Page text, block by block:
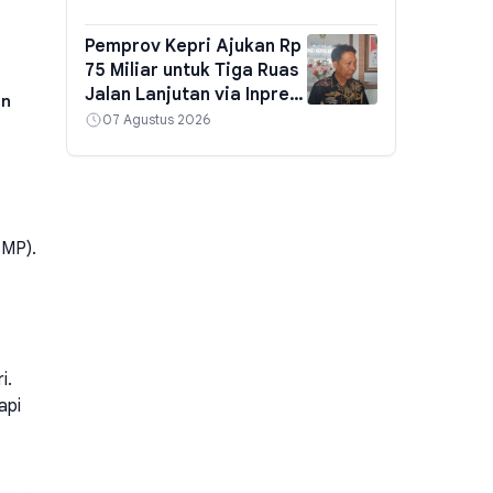
Pemprov Kepri Ajukan Rp
75 Miliar untuk Tiga Ruas
Jalan Lanjutan via Inpres
Jalan Daerah, Target
07 Agustus 2026